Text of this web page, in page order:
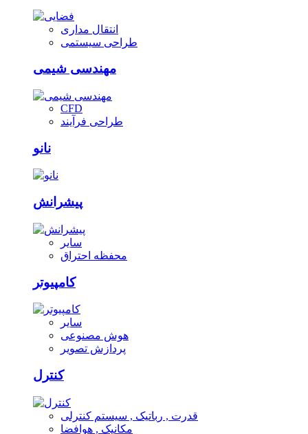
انتقال مداری
طراحی سیستمی
مهندسی شیمی
CFD
طراحی فرآیند
نانو
پیشرانش
سایر
محفظه احتراق
کامپیوتر
سایر
هوش مصنوعی
پردازش تصویر
کنترل
قدرت , رباتیک , سیستم کنترلی
مکانیک , هوافضا